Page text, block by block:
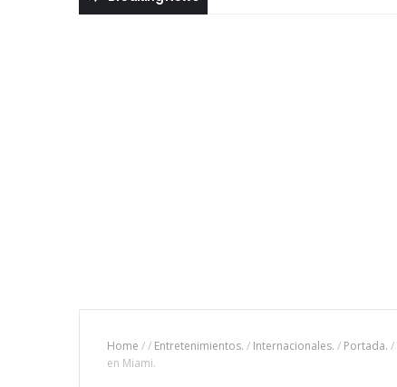
Home // Entretenimientos. / Internacionales. / Portada. /
en Miami.